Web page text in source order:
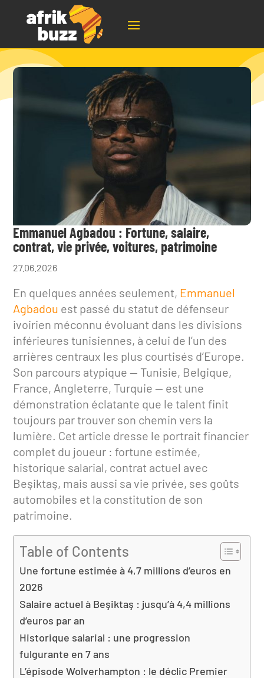
Emmanuel Agbadou : Fortune, salaire,
contrat, vie privée, voitures, patrimoine
27.06.2026
En quelques années seulement, Emmanuel
Agbadou est passé du statut de défenseur
ivoirien méconnu évoluant dans les divisions
inférieures tunisiennes, à celui de l’un des
arrières centraux les plus courtisés d’Europe.
Son parcours atypique — Tunisie, Belgique,
France, Angleterre, Turquie — est une
démonstration éclatante que le talent finit
toujours par trouver son chemin vers la
lumière. Cet article dresse le portrait financier
complet du joueur : fortune estimée,
historique salarial, contrat actuel avec
Beşiktaş, mais aussi sa vie privée, ses goûts
automobiles et la constitution de son
patrimoine.
Table of Contents
Une fortune estimée à 4,7 millions d’euros en
2026
Salaire actuel à Beşiktaş : jusqu’à 4,4 millions
d’euros par an
Historique salarial : une progression
fulgurante en 7 ans
L’épisode Wolverhampton : le déclic Premier